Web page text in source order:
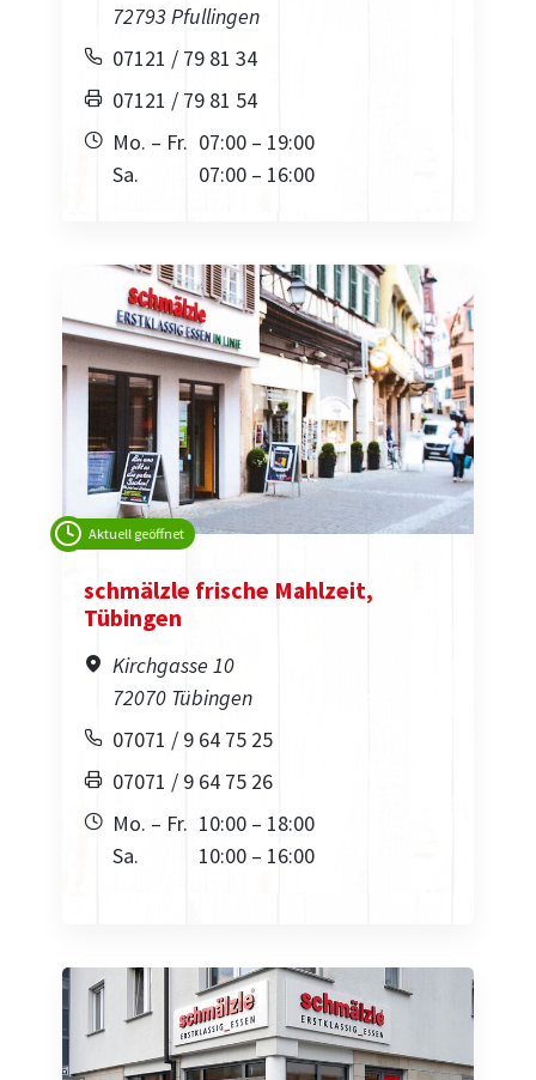
72793 Pfullingen
07121 / 79 81 34
07121 / 79 81 54
Mo. – Fr. 07:00 – 19:00
Sa.
07:00 – 16:00
Aktuell geöffnet
schmälzle frische Mahlzeit,
Tübingen
Kirchgasse 10
72070 Tübingen
07071 / 9 64 75 25
07071 / 9 64 75 26
Mo. – Fr. 10:00 – 18:00
Sa.
10:00 – 16:00